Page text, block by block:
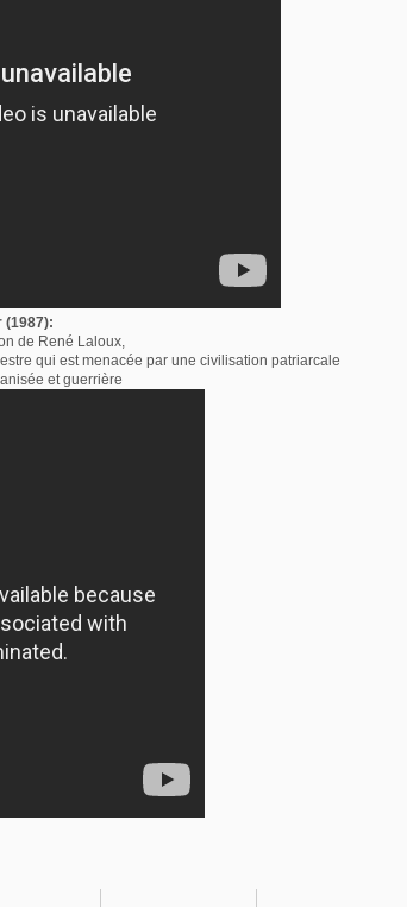
(1987):
de René Laloux,
qui est menacée par une civilisation patriarcale
et guerrière